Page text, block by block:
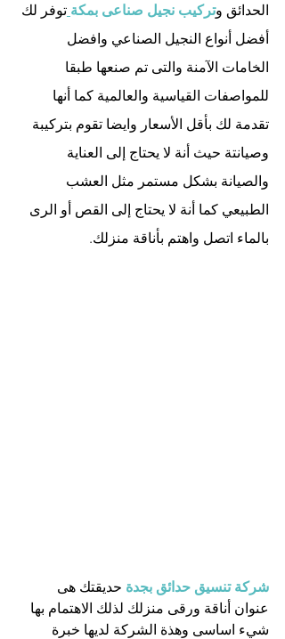
الحدائق وتركيب نجيل صناعى بمكة توفر لك
أفضل أنواع النجيل الصناعي وافضل
الخامات الآمنة والتى تم صنعها طبقا
للمواصفات القياسية والعالمية كما أنها
تقدمة لك بأقل الأسعار وايضا تقوم بتركيبة
وصيانتة حيث أنة لا يحتاج إلى العناية
والصيانة بشكل مستمر مثل العشب
الطبيعي كما أنة لا يحتاج إلى القص أو الرى
بالماء اتصل واهتم بأناقة منزلك.
شركة تنسيق حدائق بجدة حديقتك هى
عنوان أناقة ورقى منزلك لذلك الاهتمام بها
شيء اساسى وهذة الشركة لديها خبرة